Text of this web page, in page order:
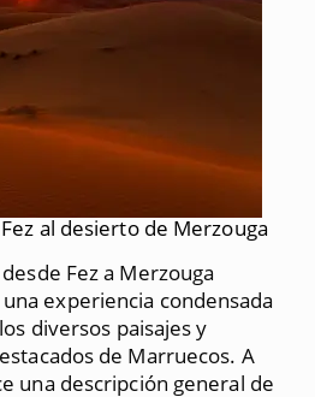
al desierto de Merzouga
Fez a Merzouga
experiencia condensada
diversos paisajes y
de Marruecos. A
una descripción general de